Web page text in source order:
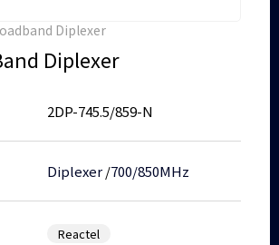
Diplexer
Diplexer
2DP-745.5/859-N
Diplexer/700/850MHz
Reactel